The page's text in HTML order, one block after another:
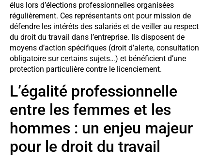
élus lors d’élections professionnelles organisées
régulièrement. Ces représentants ont pour mission de
défendre les intérêts des salariés et de veiller au respect
du droit du travail dans l’entreprise. Ils disposent de
moyens d’action spécifiques (droit d’alerte, consultation
obligatoire sur certains sujets…) et bénéficient d’une
protection particulière contre le licenciement.
L’égalité professionnelle
entre les femmes et les
hommes : un enjeu majeur
pour le droit du travail